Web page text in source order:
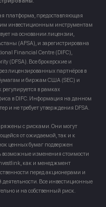
платформа, предоставляющая
инвестиционным инструментам
на основании лицензии,
(AFSA), и зарегистрирована
Financial Centre (DIFC),
(DFSA). Все брокерские и
лицензированных партнёров в
и биржам США (SEC) и
в рамках
в DIFC. Информация на данном
и не требует утверждения DFSA.
с рисками. Они могут
от ожидаемой, так и к
ценных бумаг подвержен
возможные изменения стоимости
как и менеджмент
перед акционерами и
Все инвестиционные
и на собственный риск.